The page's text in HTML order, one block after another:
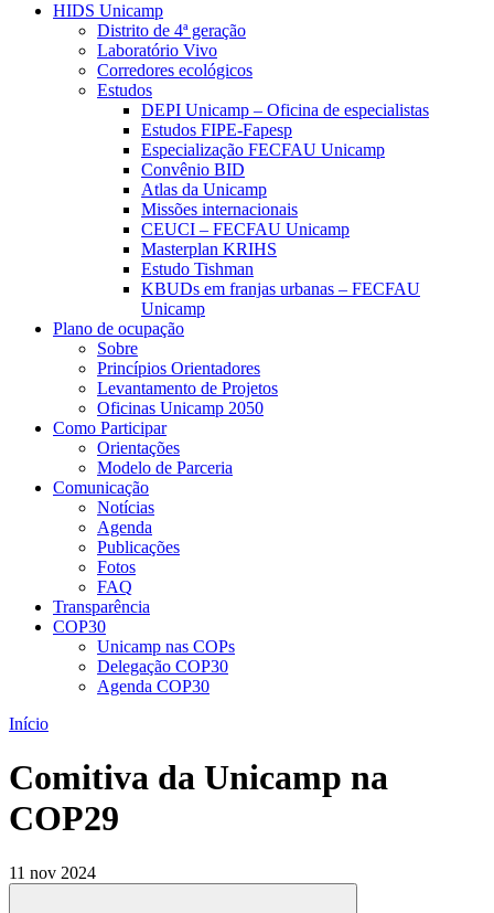
HIDS Unicamp
Distrito de 4ª geração
Laboratório Vivo
Corredores ecológicos
Estudos
DEPI Unicamp – Oficina de especialistas
Estudos FIPE-Fapesp
Especialização FECFAU Unicamp
Convênio BID
Atlas da Unicamp
Missões internacionais
CEUCI – FECFAU Unicamp
Masterplan KRIHS
Estudo Tishman
KBUDs em franjas urbanas – FECFAU
Unicamp
Plano de ocupação
Sobre
Princípios Orientadores
Levantamento de Projetos
Oficinas Unicamp 2050
Como Participar
Orientações
Modelo de Parceria
Comunicação
Notícias
Agenda
Publicações
Fotos
FAQ
Transparência
COP30
Unicamp nas COPs
Delegação COP30
Agenda COP30
Início
Comitiva da Unicamp na
COP29
11 nov 2024